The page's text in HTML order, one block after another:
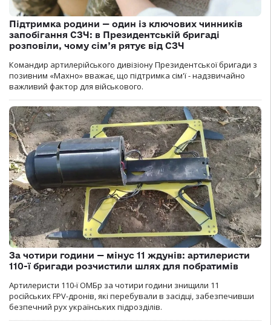
Підтримка родини — один із ключових чинників
запобігання СЗЧ: в Президентській бригаді
розповіли, чому сім’я рятує від СЗЧ
Командир артилерійського дивізіону Президентської бригади з
позивним «Махно» вважає, що підтримка сім'ї - надзвичайно
важливий фактор для військового.
За чотири години — мінус 11 ждунів: артилеристи
110-ї бригади розчистили шлях для побратимів
Артилеристи 110-ї ОМБр за чотири години знищили 11
російських FPV-дронів, які перебували в засідці, забезпечивши
безпечний рух українських підрозділів.